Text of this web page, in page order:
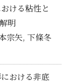
ける粘性と
明
宗矢, 下條冬
おける非底